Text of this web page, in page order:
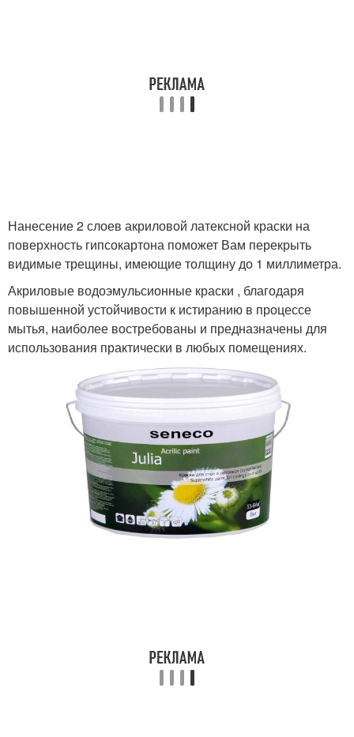
Нанесение 2 слоев акриловой латексной краски на
поверхность гипсокартона поможет Вам перекрыть
видимые трещины, имеющие толщину до 1 миллиметра.
Акриловые водоэмульсионные краски , благодаря
повышенной устойчивости к истиранию в процессе
мытья, наиболее востребованы и предназначены для
использования практически в любых помещениях.